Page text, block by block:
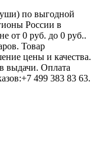
по выгодной
России в
от 0 руб. до 0 руб..
Товар
цены и качества.
выдачи. Оплата
499 383 83 63.